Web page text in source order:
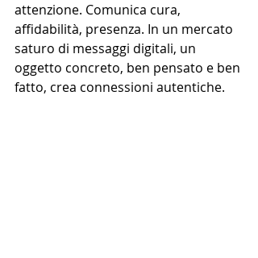
attenzione. Comunica cura,
affidabilità, presenza. In un mercato
saturo di messaggi digitali, un
oggetto concreto, ben pensato e ben
fatto, crea connessioni autentiche.